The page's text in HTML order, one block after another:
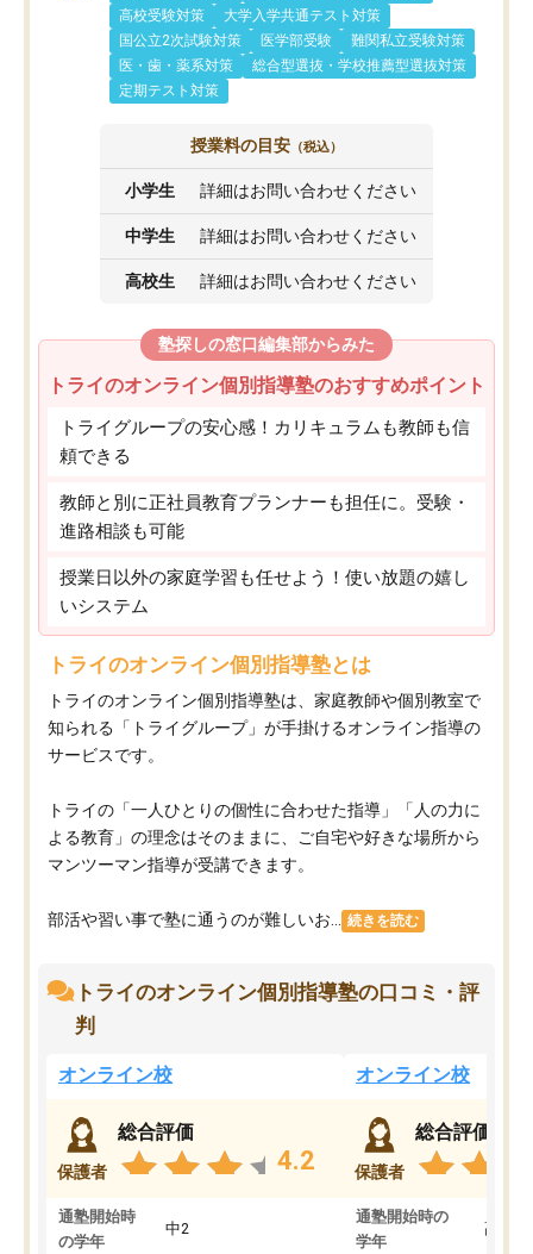
高校受験対策
大学入学共通テスト対策
国公立2次試験対策
医学部受験
難関私立受験対策
医・歯・薬系対策
総合型選抜・学校推薦型選抜対策
定期テスト対策
授業料の目安 （税込）
小学生 詳細はお問い合わせください
中学生 詳細はお問い合わせください
高校生 詳細はお問い合わせください
塾探しの窓口編集部からみた
トライのオンライン個別指導塾のおすすめポイント
トライグループの安心感！カリキュラムも教師も信
頼できる
教師と別に正社員教育プランナーも担任に。受験・
進路相談も可能
授業日以外の家庭学習も任せよう！使い放題の嬉し
いシステム
トライのオンライン個別指導塾とは
トライのオンライン個別指導塾は、家庭教師や個別教室で
知られる「トライグループ」が手掛けるオンライン指導の
サービスです。
トライの「一人ひとりの個性に合わせた指導」「人の力に
よる教育」の理念はそのままに、ご自宅や好きな場所から
マンツーマン指導が受講できます。
部活や習い事で塾に通うのが難しいお... 続きを読む
トライのオンライン個別指導塾の口コミ・評
判
オンライン校
保護者
総合評価
4.2
通塾開始時
の学年
中2
オンライン校
保護者
総合評価
通塾開始時の
学年
高3